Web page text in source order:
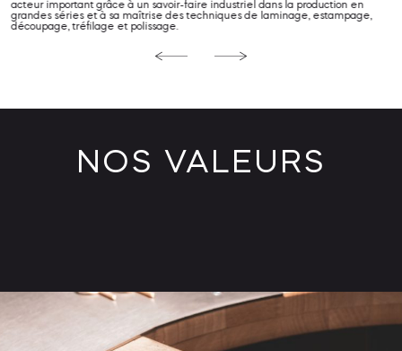
acteur important grâce à un savoir-faire industriel dans la production en
grandes séries et à sa maîtrise des techniques de laminage, estampage,
découpage, tréfilage et polissage.
NOS VALEURS